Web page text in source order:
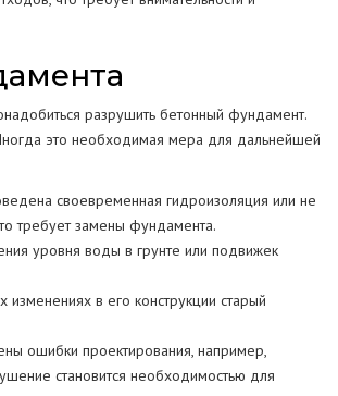
разрушить бетонный фундамент.
это необходимая мера для дальнейшей
своевременная гидроизоляция или не
требует замены фундамента.
уровня воды в грунте или подвижек
в его конструкции старый
ошибки проектирования, например,
становится необходимостью для